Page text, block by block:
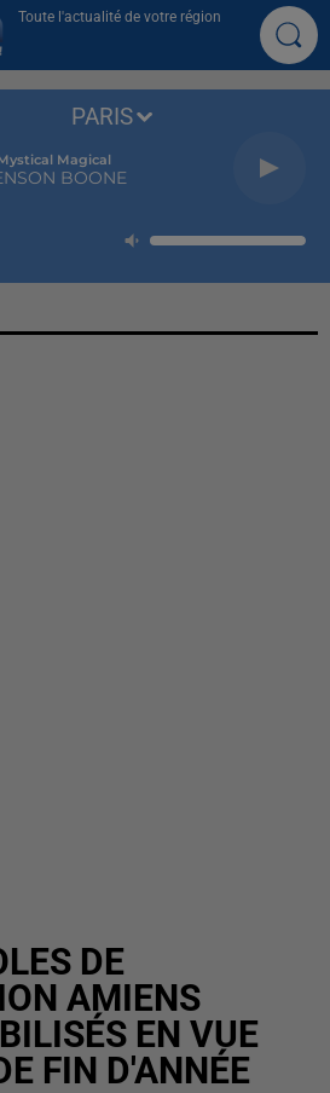
Toute l'actualité de votre région
Magical
BOONE
PARIS
DE
AMIENS
EN VUE
FIN D'ANNÉE